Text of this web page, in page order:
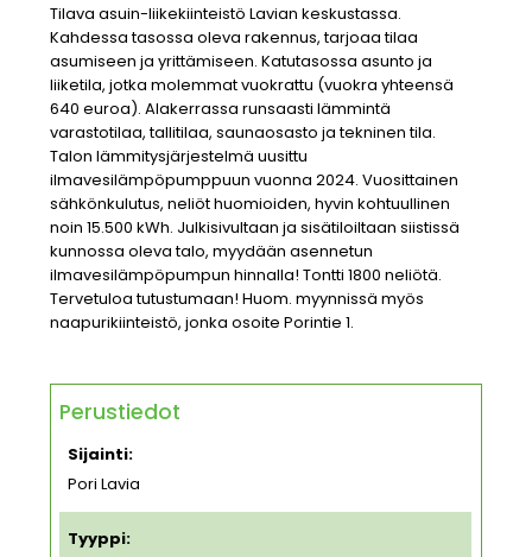
Tilava asuin-liikekiinteistö Lavian keskustassa.
Kahdessa tasossa oleva rakennus, tarjoaa tilaa
asumiseen ja yrittämiseen. Katutasossa asunto ja
liiketila, jotka molemmat vuokrattu (vuokra yhteensä
640 euroa). Alakerrassa runsaasti lämmintä
varastotilaa, tallitilaa, saunaosasto ja tekninen tila.
Talon lämmitysjärjestelmä uusittu
ilmavesilämpöpumppuun vuonna 2024. Vuosittainen
sähkönkulutus, neliöt huomioiden, hyvin kohtuullinen
noin 15.500 kWh. Julkisivultaan ja sisätiloiltaan siistissä
kunnossa oleva talo, myydään asennetun
ilmavesilämpöpumpun hinnalla! Tontti 1800 neliötä.
Tervetuloa tutustumaan! Huom. myynnissä myös
naapurikiinteistö, jonka osoite Porintie 1.
Perustiedot
Sijainti:
Pori Lavia
Tyyppi: